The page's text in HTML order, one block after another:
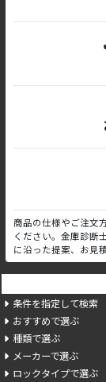
商品の仕様やご注文
ください。金庫診断
に沿った提案、お見
条件を指定して検索
おすすめで選ぶ
種類で選ぶ
メーカーで選ぶ
ロックタイプで選ぶ